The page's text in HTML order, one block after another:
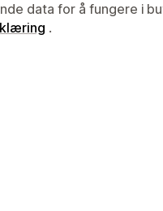
data for å fungere i
.